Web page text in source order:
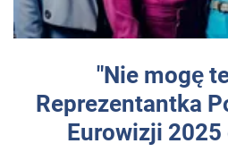
"Nie mogę
Reprezentantka
Eurowizji